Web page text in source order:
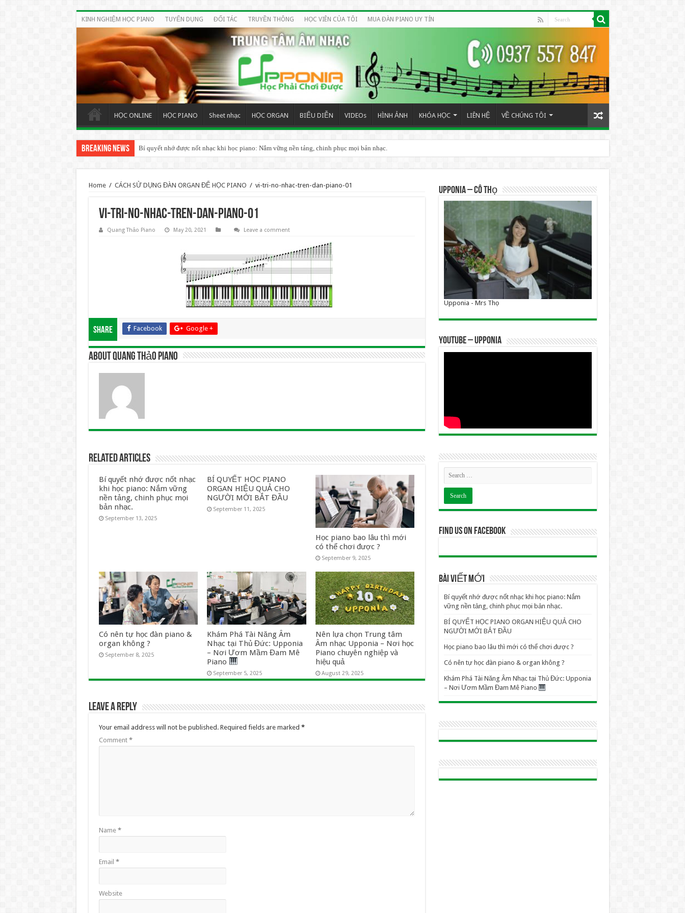
KINH NGHIỆM HỌC PIANO TUYỂN DỤNG ĐỐI TÁC TRUYỀN THÔNG HỌC VIÊN CỦA TÔI MUA ĐÀN PIANO UY TÍN
HỌC ONLINE HỌC PIANO Sheet nhạc HỌC ORGAN BIỂU DIỄN VIDEOs HÌNH ẢNH KHÓA HỌC LIÊN HỆ VỀ CHÚNG TÔI
Breaking News Bí quyết nhớ được nốt nhạc khi học piano: Nắm vững nền tảng, chinh phục mọi bản nhạc.
Home / CÁCH SỬ DỤNG ĐÀN ORGAN ĐỂ HỌC PIANO / vi-tri-no-nhac-tren-dan-piano-01
vi-tri-no-nhac-tren-dan-piano-01
Quang Thảo Piano May 20, 2021 Leave a comment
Share Facebook Google +
About Quang Thảo Piano
Related Articles
Bí quyết nhớ được nốt nhạc
khi học piano: Nắm vững
nền tảng, chinh phục mọi
bản nhạc.
September 13, 2025
BÍ QUYẾT HỌC PIANO
ORGAN HIỆU QUẢ CHO
NGƯỜI MỚI BẮT ĐẦU
September 11, 2025
Học piano bao lâu thì mới
có thể chơi được ?
September 9, 2025
Có nên tự học đàn piano &
organ không ?
September 8, 2025
Khám Phá Tài Năng Âm
Nhạc tại Thủ Đức: Upponia
– Nơi Ươm Mầm Đam Mê
Piano
September 5, 2025
Nên lựa chọn Trung tâm
Âm nhạc Upponia – Nơi học
Piano chuyên nghiệp và
hiệu quả
August 29, 2025
Leave a Reply
Your email address will not be published. Required fields are marked *
Comment *
Name *
Email *
Website
UPPONIA – Cô Thọ
Upponia - Mrs Thọ
YOUTUBE – UPPONIA
Find us on Facebook
BÀI VIẾT MỚI
Bí quyết nhớ được nốt nhạc khi học piano: Nắm
vững nền tảng, chinh phục mọi bản nhạc.
BÍ QUYẾT HỌC PIANO ORGAN HIỆU QUẢ CHO
NGƯỜI MỚI BẮT ĐẦU
Học piano bao lâu thì mới có thể chơi được ?
Có nên tự học đàn piano & organ không ?
Khám Phá Tài Năng Âm Nhạc tại Thủ Đức: Upponia
– Nơi Ươm Mầm Đam Mê Piano